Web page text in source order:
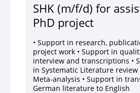
SHK (m/f/d) for
PhD project
• Support in research,
project work • Support in
interview and transcriptions •
in Systematic Literature review
Meta-analysis • Support in
German literature to English